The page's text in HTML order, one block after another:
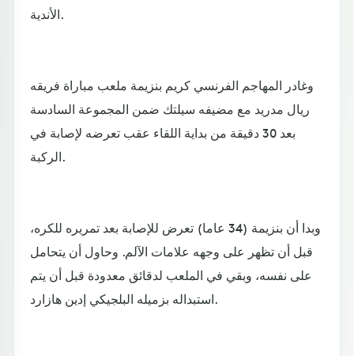
الأندية.
وغادر المهاجم الفرنسي كريم بنزيمة ملعب مباراة فريقه
ريال مدريد مع مضيفه سيلتك ضمن المجموعة السادسة
بعد 30 دقيقة من بداية اللقاء عقب تعرضه لإصابة في
الركبة.
وبدا أن بنزيمة (34 عاما) تعرض للإصابة بعد تمريره للكره،
قبل أن تظهر على وجهه علامات الآلم. وحاول أن يتحامل
على نفسه، وبقي في الملعب لدقائق معدودة قبل أن يتم
استبداله بزميله البلجيكي إدين هازارد.